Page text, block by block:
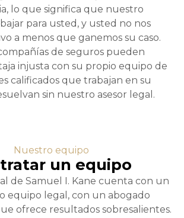
lo que significa que nuestro
para usted, y usted no nos
a menos que ganemos su caso.
de seguros pueden
injusta con su propio equipo de
calificados que trabajan en su
sin nuestro asesor legal.
Nuestro equipo
un equipo
de Samuel I. Kane cuenta con un
equipo legal, con un abogado
ofrece resultados sobresalientes.